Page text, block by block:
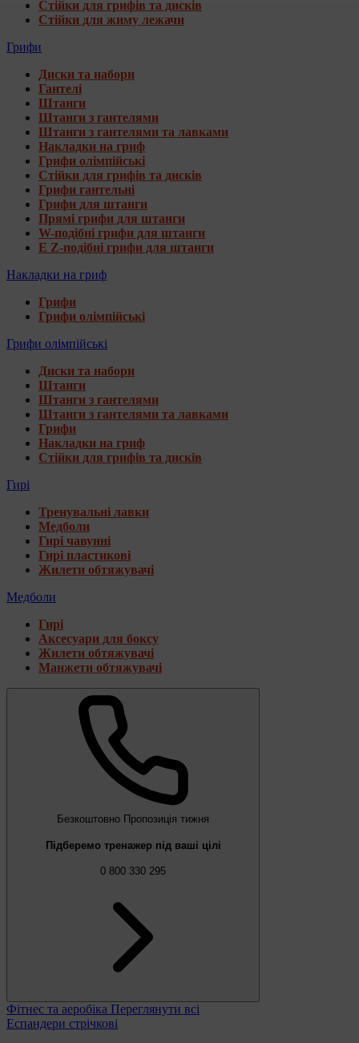
Стійки для грифів та дисків
Стійки для жиму лежачи
Грифи
Диски та набори
Гантелі
Штанги
Штанги з гантелями
Штанги з гантелями та лавками
Накладки на гриф
Грифи олімпійські
Стійки для грифів та дисків
Грифи гантельні
Грифи для штанги
Прямі грифи для штанги
W-подібні грифи для штанги
E Z-подібні грифи для штанги
Накладки на гриф
Грифи
Грифи олімпійські
Грифи олімпійські
Диски та набори
Штанги
Штанги з гантелями
Штанги з гантелями та лавками
Грифи
Накладки на гриф
Стійки для грифів та дисків
Гирі
Тренувальні лавки
Медболи
Гирі чавунні
Гирі пластикові
Жилети обтяжувачі
Медболи
Гирі
Аксесуари для боксу
Жилети обтяжувачі
Манжети обтяжувачі
Безкоштовно Пропозиція тижня
Підберемо тренажер під ваші цілі
0 800 330 295
Фітнес та аеробіка Переглянути всі
Еспандери стрічкові